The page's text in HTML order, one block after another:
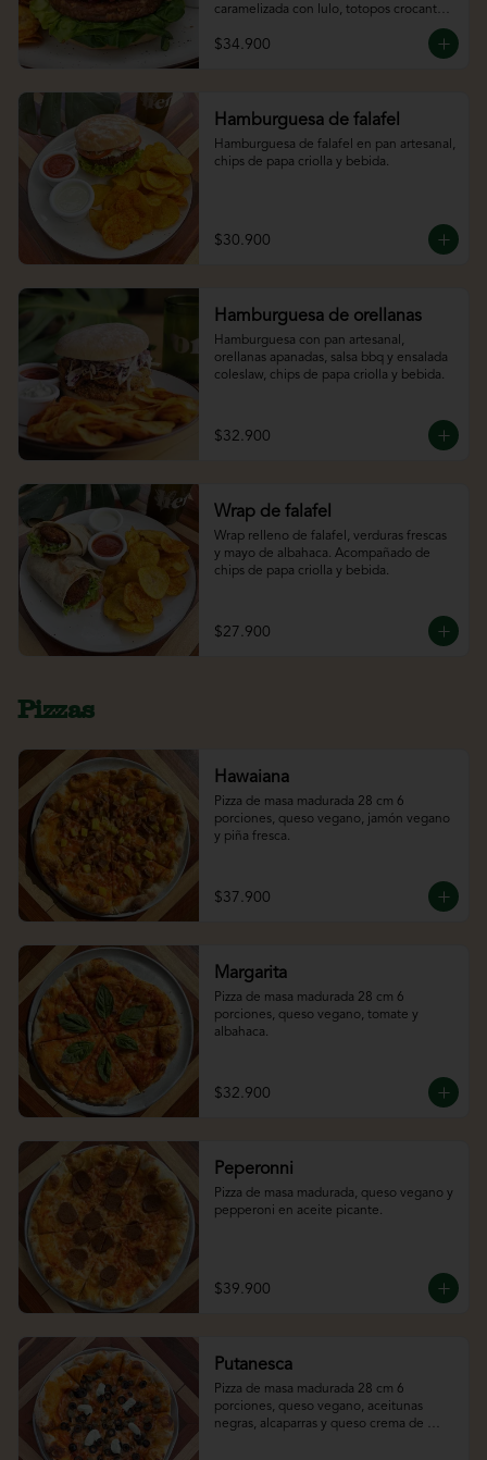
caramelizada con lulo, totopos crocantes
$34.900
Hamburguesa de falafel
Hamburguesa de falafel en pan artesanal,
chips de papa criolla y bebida.
$30.900
Hamburguesa de orellanas
Hamburguesa con pan artesanal,
orellanas apanadas, salsa bbq y ensalada
coleslaw, chips de papa criolla y bebida.
$32.900
Wrap de falafel
Wrap relleno de falafel, verduras frescas
y mayo de albahaca. Acompañado de
chips de papa criolla y bebida.
$27.900
Pizzas
Hawaiana
Pizza de masa madurada 28 cm 6
porciones, queso vegano, jamón vegano
y piña fresca.
$37.900
Margarita
Pizza de masa madurada 28 cm 6
porciones, queso vegano, tomate y
albahaca.
$32.900
Peperonni
Pizza de masa madurada, queso vegano y
pepperoni en aceite picante.
$39.900
Putanesca
Pizza de masa madurada 28 cm 6
porciones, queso vegano, aceitunas
negras, alcaparras y queso crema de